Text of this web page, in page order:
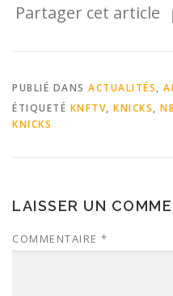
Partager cet article
PUBLIÉ DANS ACTUALITÉS,
ÉTIQUETÉ KNFTV, KNICKS,
KNICKS
LAISSER UN
COMMENTAIRE *